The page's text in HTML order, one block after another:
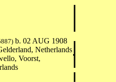
b. 02 AUG 1908
Netherlands
Voorst,